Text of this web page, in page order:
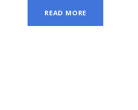
READ MORE